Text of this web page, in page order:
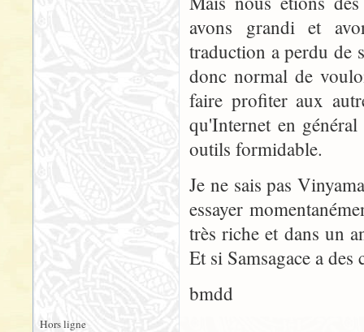
avons grandi et
traduction a perdu de
donc normal de
faire profiter aux
qu'Internet en
outils formidable.
Je ne sais pas
essayer
très riche et dans un
Et si Samsagace a
bmdd
Hors ligne